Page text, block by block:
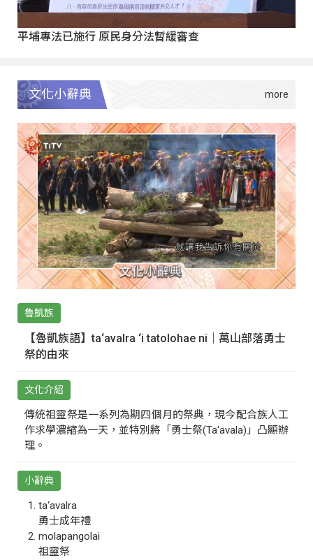
平埔專法已施行 原民身分法暫緩審查
文化小辭典
魯凱族
【魯凱族語】ta‘avalra ‘i tatolohae ni｜萬山部落勇士
祭的由來
文化介紹
傳統祖靈祭是一系列為期四個月的祭典，現今配合族人工
作求學濃縮為一天，並特別將「勇士祭(Ta‘avala)」凸顯辦
理。
小辭典
ta‘avalra
勇士成年禮
molapangolai
祖靈祭